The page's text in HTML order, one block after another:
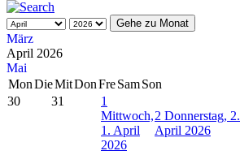
Gehe zu Monat
März
April 2026
Mai
MonDieMitDonFreSamSon
30
31
1
Mittwoch,
1. April
2026
2 Donnerstag, 2.
April 2026